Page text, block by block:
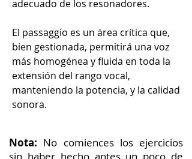
adecuado de los resonadores.
El passaggio es un área crítica que,
bien gestionada, permitirá una voz
más homogénea y fluida en toda la
extensión del rango vocal,
manteniendo la potencia, y la calidad
sonora.
Nota: No comiences los ejercicios